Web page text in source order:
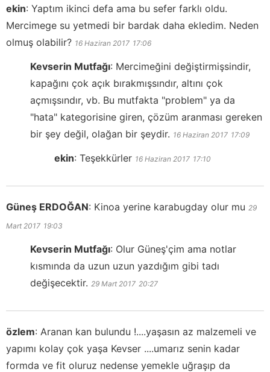
ekin: Yaptım ikinci defa ama bu sefer farklı oldu.
Mercimege su yetmedi bir bardak daha ekledim. Neden
olmuş olabilir? 16 Haziran 2017 17:06
Kevserin Mutfağı: Mercimeğini değiştirmişsindir,
kapağını çok açık bırakmışsındır, altını çok
açmışsındır, vb. Bu mutfakta "problem" ya da
"hata" kategorisine giren, çözüm aranması gereken
bir şey değil, olağan bir şeydir. 16 Haziran 2017 17:09
ekin: Teşekkürler 16 Haziran 2017 17:10
Güneş ERDOĞAN: Kinoa yerine karabugday olur mu 29
Mart 2017 19:03
Kevserin Mutfağı: Olur Güneş'çim ama notlar
kısmında da uzun uzun yazdığım gibi tadı
değişecektir. 29 Mart 2017 20:27
özlem: Aranan kan bulundu !....yaşasın az malzemeli ve
yapımı kolay çok yaşa Kevser ....umarız senin kadar
formda ve fit oluruz nedense yemekle uğraşıp da